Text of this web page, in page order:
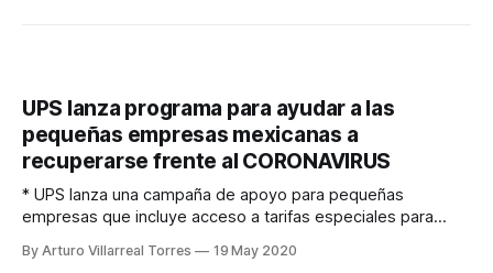
UPS lanza programa para ayudar a las
pequeñas empresas mexicanas a
recuperarse frente al CORONAVIRUS
* UPS lanza una campaña de apoyo para pequeñas
empresas que incluye acceso a tarifas especiales para
tecnológicas para facilitar el envío y webinars con expertos.
By Arturo Villarreal Torres 19 May 2020